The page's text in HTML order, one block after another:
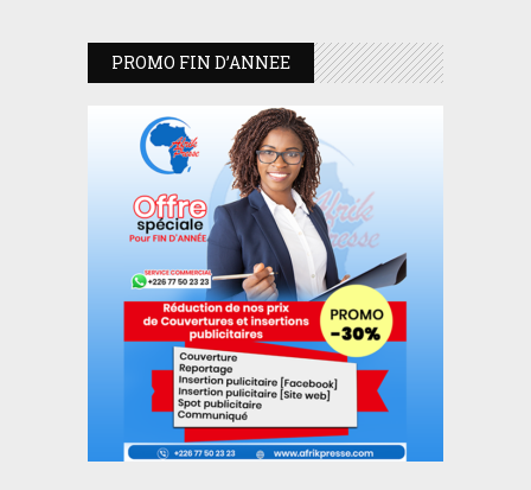
PROMO FIN D’ANNEE